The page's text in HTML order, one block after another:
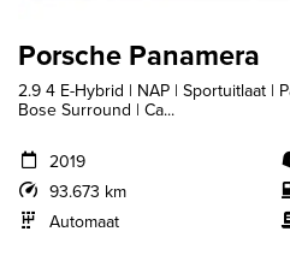
Porsche Panamera
2.9 4 E-Hybrid | NAP | Sportuitlaat |
Bose Surround | Ca...
2019
93.673 km
Automaat